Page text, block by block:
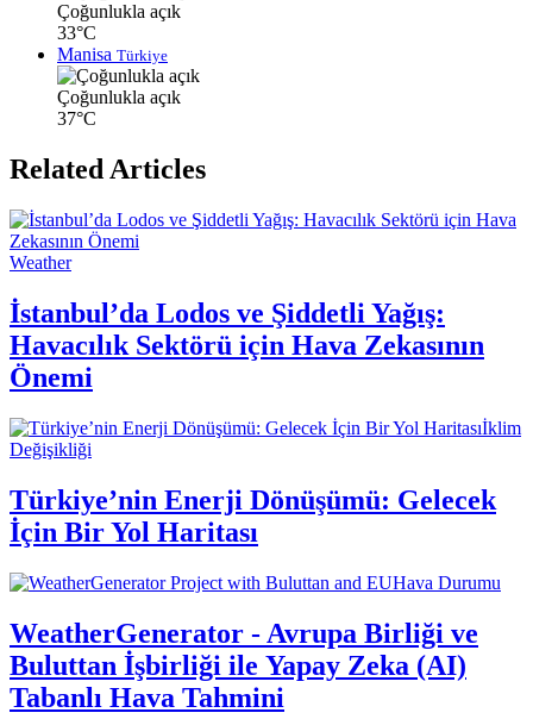
Çoğunlukla açık
33°C
Manisa Türkiye
Çoğunlukla açık
37°C
Related Articles
Weather
İstanbul’da Lodos ve Şiddetli Yağış:
Havacılık Sektörü için Hava Zekasının
Önemi
İklim
Değişikliği
Türkiye’nin Enerji Dönüşümü: Gelecek
İçin Bir Yol Haritası
Hava Durumu
WeatherGenerator - Avrupa Birliği ve
Buluttan İşbirliği ile Yapay Zeka (AI)
Tabanlı Hava Tahmini